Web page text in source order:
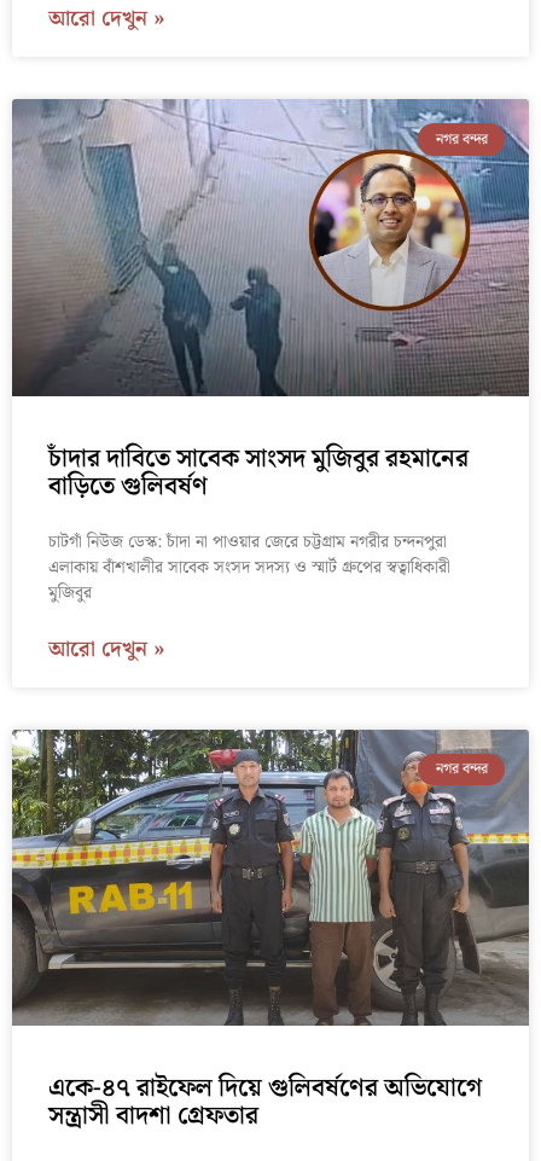
আরো দেখুন »
নগর বন্দর
চাঁদার দাবিতে সাবেক সাংসদ মুজিবুর রহমানের
বাড়িতে গুলিবর্ষণ
চাটগাঁ নিউজ ডেস্ক: চাঁদা না পাওয়ার জেরে চট্টগ্রাম নগরীর চন্দনপুরা
এলাকায় বাঁশখালীর সাবেক সংসদ সদস্য ও স্মার্ট গ্রুপের স্বত্বাধিকারী
মুজিবুর
আরো দেখুন »
নগর বন্দর
একে-৪৭ রাইফেল দিয়ে গুলিবর্ষণের অভিযোগে
সন্ত্রাসী বাদশা গ্রেফতার